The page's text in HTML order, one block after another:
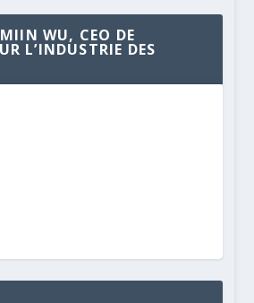
WU, CEO DE
L’INDUSTRIE DES